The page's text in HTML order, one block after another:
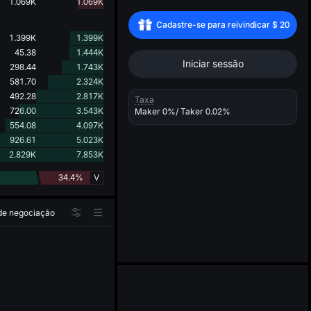
negociação
1.399K
1.399K
45.38
1.444K
298.44
1.743K
581.70
2.324K
492.28
2.817K
726.00
3.543K
554.08
4.097K
926.61
5.023K
2.829K 7.853K
34.4% V
Cadastre-se para reivindicar $ 20
Iniciar sessão
Taxa
Maker 0%/ Taker 0.02%